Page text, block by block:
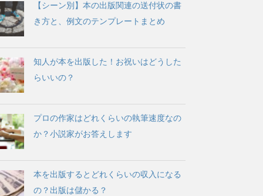
【シーン別】本の出版関連の送付状の書
き方と、例文のテンプレートまとめ
知人が本を出版した！お祝いはどうした
らいいの？
プロの作家はどれくらいの執筆速度なの
か？小説家がお答えします
本を出版するとどれくらいの収入になる
の？出版は儲かる？